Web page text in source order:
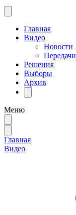
Главная
Видео
Новости
Передачи
Решения
Выборы
Архив
Меню
Главная
Видео